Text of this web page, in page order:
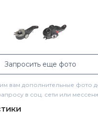
Запросить еще фото
вам дополнительные фото
в соц. сети или